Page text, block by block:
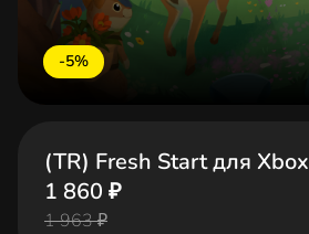
-5%
(TR) Fresh Start для Xbox
1 860 ₽
1 963 ₽